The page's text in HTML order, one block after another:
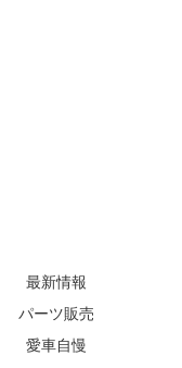
最新情報
パーツ販売
愛車自慢